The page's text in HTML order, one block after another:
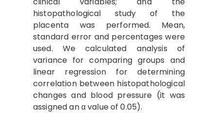
histopathological study of the
placenta was performed. Mean,
standard error and percentages were
used. We calculated analysis of
variance for comparing groups and
linear regression for determining
correlation between histopathological
changes and blood pressure (it was
assigned an α value of 0.05).